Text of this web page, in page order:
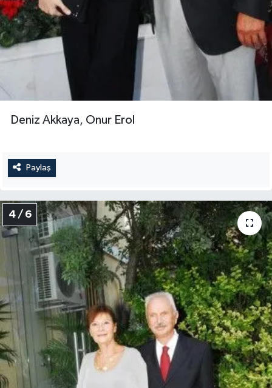
Deniz Akkaya, Onur Erol
Paylaş
4 / 6